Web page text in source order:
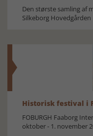
Den største samling af
Silkeborg Hovedgården
Historisk festival i
FOBURGH Faaborg
oktober - 1. november